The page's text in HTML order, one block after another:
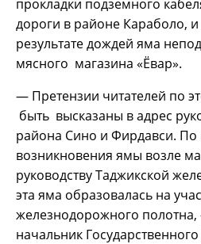
прокладки подземного
дороги в районе Караболо,
результате дождей яма
мясного магазина «Ёвар».
— Претензии читателей по
быть высказаны в адрес
района Сино и Фирдавси. По
возникновения ямы возле
руководству Таджикской
эта яма образовалась на
железнодорожного
начальник